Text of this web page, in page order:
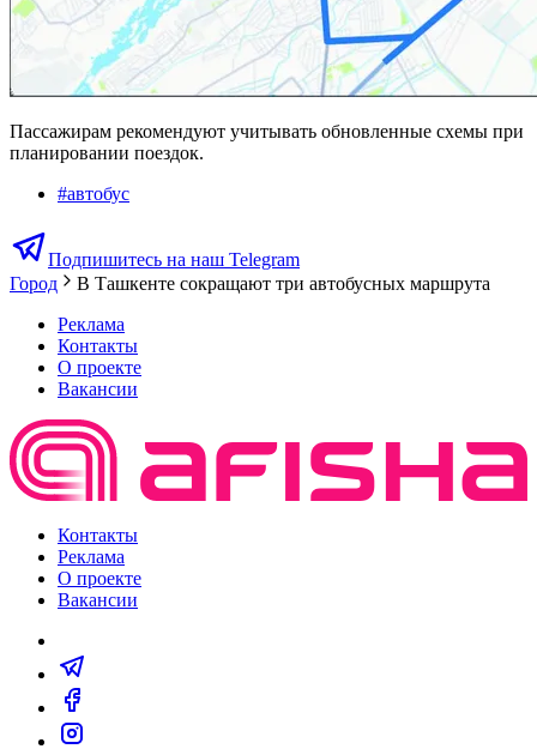
Пассажирам рекомендуют учитывать обновленные схемы при
планировании поездок.
#автобус
Подпишитесь на наш Telegram
Город
В Ташкенте сокращают три автобусных маршрута
Реклама
Контакты
О проекте
Вакансии
Контакты
Реклама
О проекте
Вакансии